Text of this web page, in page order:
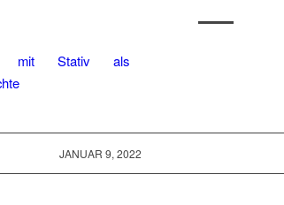
JANUAR 9, 2022